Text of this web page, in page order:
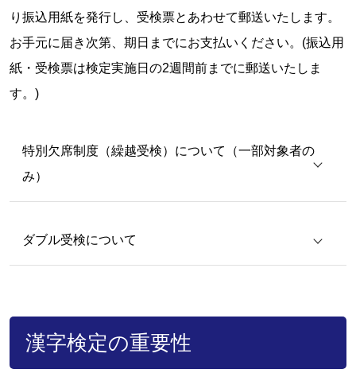
り振込用紙を発行し、受検票とあわせて郵送いたします。
お手元に届き次第、期日までにお支払いください。(振込用
紙・受検票は検定実施日の2週間前までに郵送いたしま
す。)
特別欠席制度（繰越受検）について（一部対象者の
み）
ダブル受検について
漢字検定の重要性